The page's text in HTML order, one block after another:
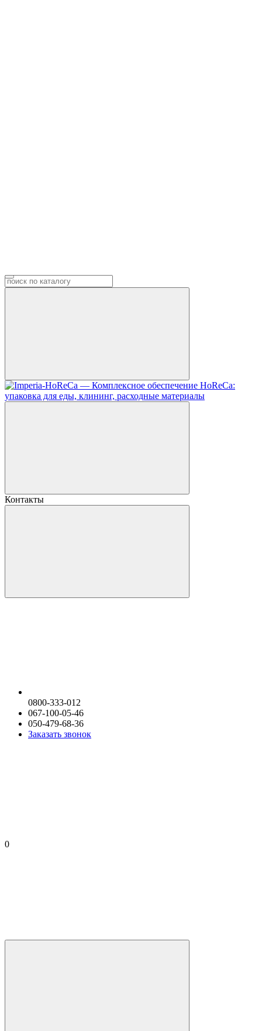
Контакты
0800-333-012
067-100-05-46
050-479-68-36
Заказать звонок
0